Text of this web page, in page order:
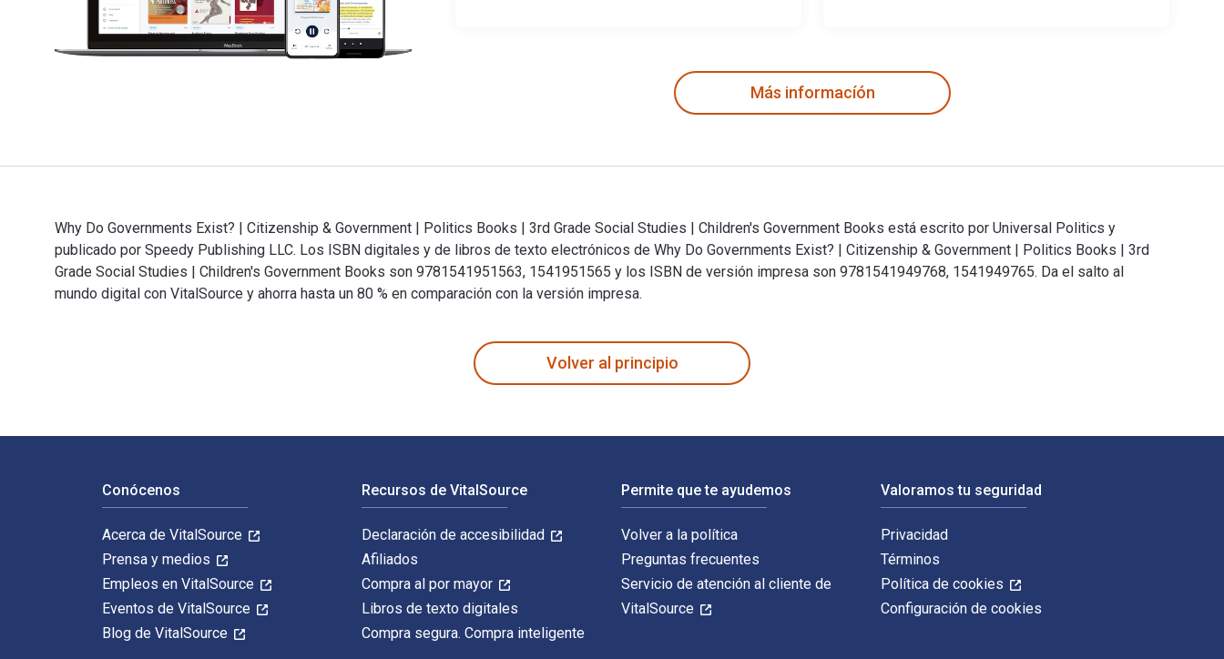
Más informacíón
Why Do Governments Exist? | Citizenship & Government | Politics Books | 3rd Grade Social Studies | Children's Government Books está escrito por Universal Politics y
publicado por Speedy Publishing LLC. Los ISBN digitales y de libros de texto electrónicos de Why Do Governments Exist? | Citizenship & Government | Politics Books | 3rd
Grade Social Studies | Children's Government Books son 9781541951563, 1541951565 y los ISBN de versión impresa son 9781541949768, 1541949765. Da el salto al
mundo digital con VitalSource y ahorra hasta un 80 % en comparación con la versión impresa.
Volver al principio
Conócenos
Acerca de VitalSource
Prensa y medios
Empleos en VitalSource
Eventos de VitalSource
Blog de VitalSource
Recursos de VitalSource
Declaración de accesibilidad
Afiliados
Compra al por mayor
Libros de texto digitales
Compra segura. Compra inteligente
Permite que te ayudemos
Volver a la política
Preguntas frecuentes
Servicio de atención al cliente de
VitalSource
Valoramos tu seguridad
Privacidad
Términos
Política de cookies
Configuración de cookies